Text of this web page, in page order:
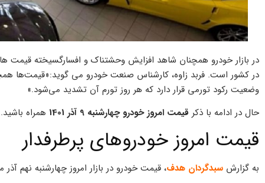
در بازار خودرو همچنان شاهد افزایش وحشتناک و افسارگسیخته
در کشور است. فربد زاوه، کارشناس صنعت خودرو می گوید:«قیمت‌ها
وضعیت رکود تورمی قرار دارد که هر روز تورم آن تشدید می‌شود.»
حال در ادامه با ذکر قیمت امروز خودرو چهارشنبه 9 آذر 1401 همراه باشید.
قیمت امروز خودروهای پرطرفدار
به گزارش سبدگردان هدف، قیمت خودرو در بازار امروز چهارشنبه نهم